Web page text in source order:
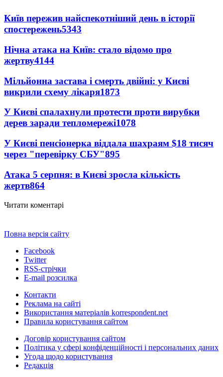
Київ пережив найспекотніший день в історії
спостережень5343
Нічна атака на Київ: стало відомо про
жертву4144
Мільйонна застава і смерть двійні: у Києві
викрили схему лікаря1873
У Києві спалахнули протести проти вирубки
дерев заради тепломережі1078
У Києві пенсіонерка віддала шахраям $18 тисяч
через "перевірку СБУ"895
Атака 5 серпня: в Києві зросла кількість
жертв864
Читати коментарі
Повна версія сайту
Facebook
Twitter
RSS-стрічки
E-mail розсилка
Контакти
Реклама на сайті
Використання матеріалів korrespondent.net
Правила користування сайтом
Договір користування сайтом
Політика у сфері конфіденційності і персональних даних
Угода щодо користування
Редакція